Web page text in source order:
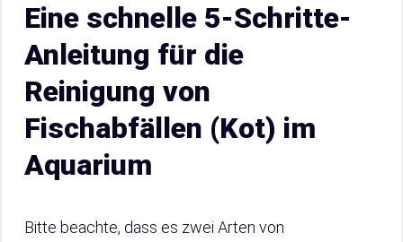
Eine schnelle 5-Schritte-
Anleitung für die
Reinigung von
Fischabfällen (Kot) im
Aquarium
Bitte beachte, dass es zwei Arten von